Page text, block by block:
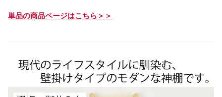
単品の商品ページはこちら＞＞